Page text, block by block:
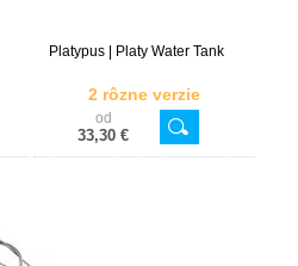
Platypus | Platy Water Tank
2 rôzne verzie
od
33,30 €